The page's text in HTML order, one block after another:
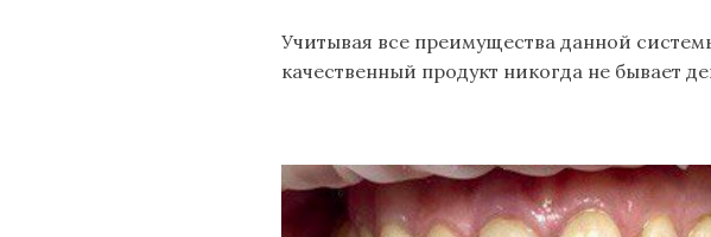
Учитывая все преимущества данной
качественный продукт никогда не бывает